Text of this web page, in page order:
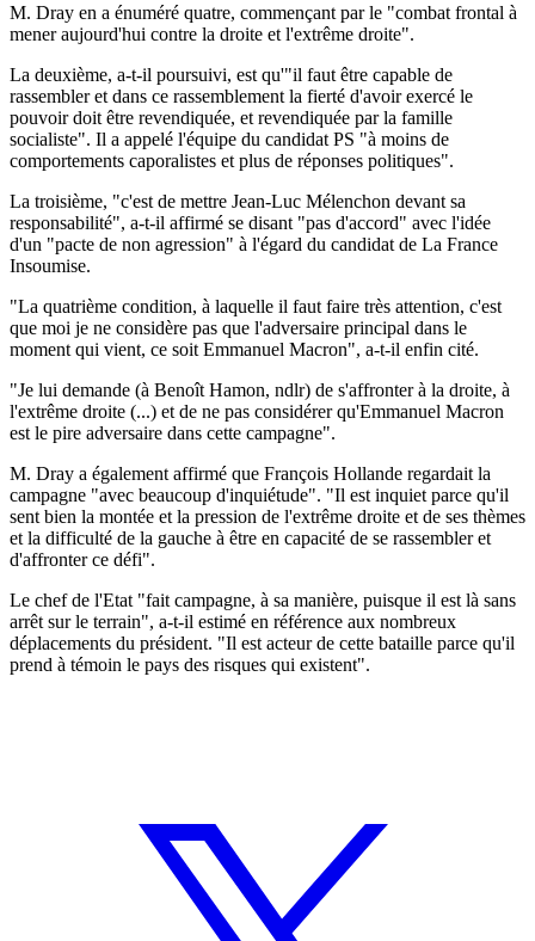
M. Dray en a énuméré quatre, commençant par le "combat frontal à
mener aujourd'hui contre la droite et l'extrême droite".
La deuxième, a-t-il poursuivi, est qu'"il faut être capable de
rassembler et dans ce rassemblement la fierté d'avoir exercé le
pouvoir doit être revendiquée, et revendiquée par la famille
socialiste". Il a appelé l'équipe du candidat PS "à moins de
comportements caporalistes et plus de réponses politiques".
La troisième, "c'est de mettre Jean-Luc Mélenchon devant sa
responsabilité", a-t-il affirmé se disant "pas d'accord" avec l'idée
d'un "pacte de non agression" à l'égard du candidat de La France
Insoumise.
"La quatrième condition, à laquelle il faut faire très attention, c'est
que moi je ne considère pas que l'adversaire principal dans le
moment qui vient, ce soit Emmanuel Macron", a-t-il enfin cité.
"Je lui demande (à Benoît Hamon, ndlr) de s'affronter à la droite, à
l'extrême droite (...) et de ne pas considérer qu'Emmanuel Macron
est le pire adversaire dans cette campagne".
M. Dray a également affirmé que François Hollande regardait la
campagne "avec beaucoup d'inquiétude". "Il est inquiet parce qu'il
sent bien la montée et la pression de l'extrême droite et de ses thèmes
et la difficulté de la gauche à être en capacité de se rassembler et
d'affronter ce défi".
Le chef de l'Etat "fait campagne, à sa manière, puisque il est là sans
arrêt sur le terrain", a-t-il estimé en référence aux nombreux
déplacements du président. "Il est acteur de cette bataille parce qu'il
prend à témoin le pays des risques qui existent".